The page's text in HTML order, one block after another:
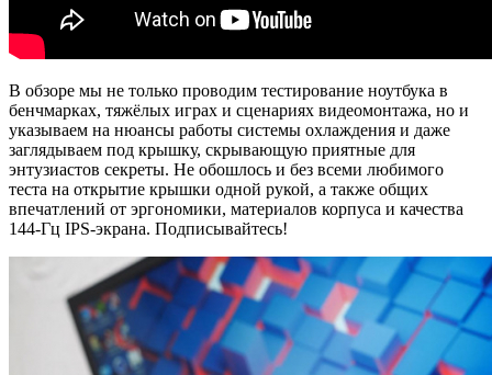
В обзоре мы не только проводим тестирование ноутбука в
бенчмарках, тяжёлых играх и сценариях видеомонтажа, но и
указываем на нюансы работы системы охлаждения и даже
заглядываем под крышку, скрывающую приятные для
энтузиастов секреты. Не обошлось и без всеми любимого
теста на открытие крышки одной рукой, а также общих
впечатлений от эргономики, материалов корпуса и качества
144-Гц IPS-экрана. Подписывайтесь!